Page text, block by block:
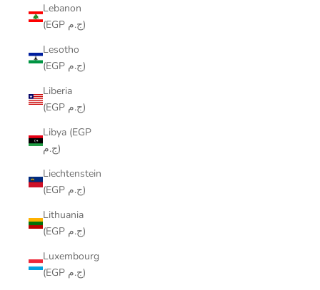
Lebanon
(EGP ج.م)
Lesotho
(EGP ج.م)
Liberia
(EGP ج.م)
Libya (EGP
ج.م)
Liechtenstein
(EGP ج.م)
Lithuania
(EGP ج.م)
Luxembourg
(EGP ج.م)